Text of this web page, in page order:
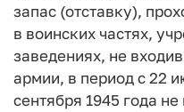
запас (отставку),
в воинских частях,
заведениях, не
армии, в период с 22
сентября 1945 года